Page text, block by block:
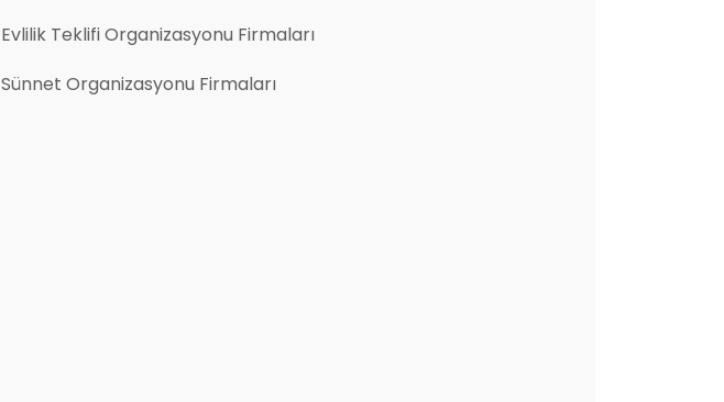
Evlilik Teklifi Organizasyonu Firmaları
Sünnet Organizasyonu Firmaları